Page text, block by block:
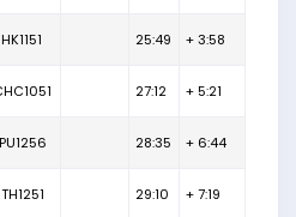
25:49 + 3:58
27:12 + 5:21
28:35 + 6:44
29:10 + 7:19